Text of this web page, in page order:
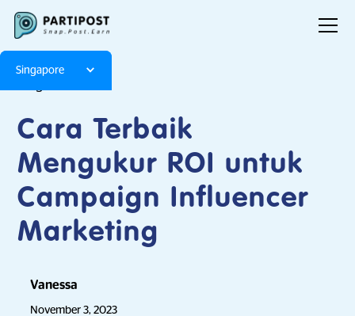
Singapore
Cara Terbaik
Mengukur ROI untuk
Campaign Influencer
Marketing
Vanessa
November 3, 2023